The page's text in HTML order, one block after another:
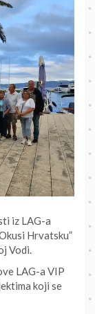
iz LAG-a
Hrvatsku”
Vodi.
LAG-a VIP
koji se